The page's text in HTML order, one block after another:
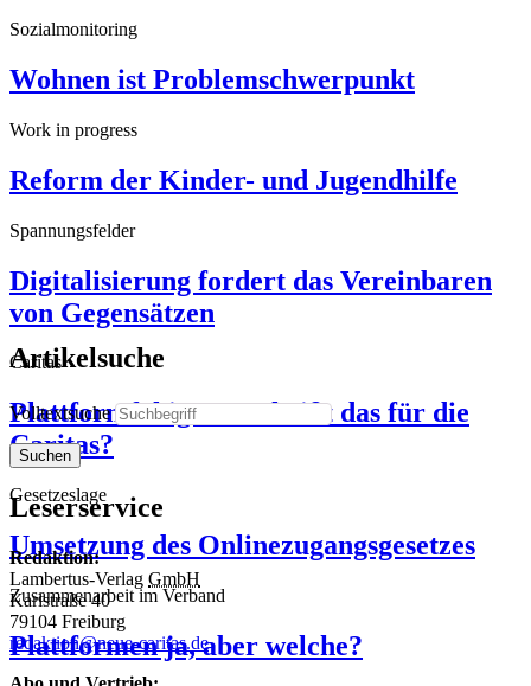
Sozialmonitoring
Wohnen ist Problemschwerpunkt
Work in progress
Reform der Kinder- und Jugendhilfe
Spannungsfelder
Digitalisierung fordert das Vereinbaren
von Gegensätzen
Caritas
Plattformfähig – was heißt das für die
Caritas?
Gesetzeslage
Umsetzung des Onlinezugangsgesetzes
Zusammenarbeit im Verband
Plattformen ja, aber welche?
Artikelsuche
Volltextsuche
Suchen
Leserservice
Redaktion:
Lambertus-Verlag GmbH
Karlstraße 40
79104 Freiburg
redaktion@neue-caritas.de